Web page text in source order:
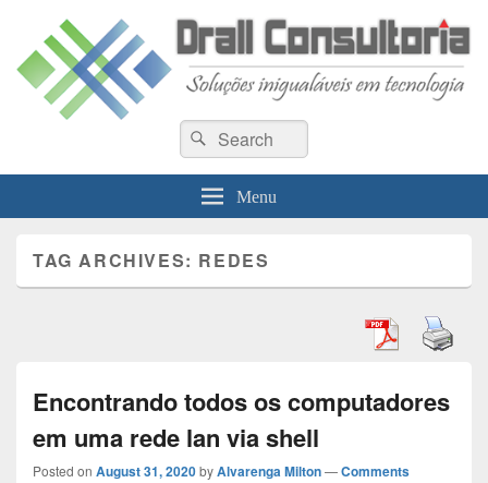
Drall Dev Community
Blog de compartilhamento de informações de desenvolvimento de sistemas
Search
for:
Search
Menu
TAG ARCHIVES: REDES
Encontrando todos os computadores
em uma rede lan via shell
Posted on August 31, 2020byAlvarenga Milton—Comments